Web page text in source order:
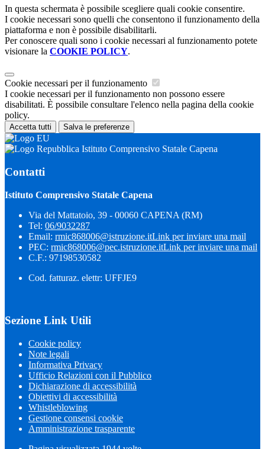
In questa schermata è possibile scegliere quali cookie consentire.
I cookie necessari sono quelli che consentono il funzionamento della
piattaforma e non è possibile disabilitarli.
Per conoscere quali sono i cookie necessari al funzionamento potete
visionare la COOKIE POLICY.
Cookie necessari per il funzionamento
I cookie necessari per il funzionamento non possono essere
disabilitati. È possibile consultare l'elenco nella pagina della cookie
policy.
Accetta tutti Salva le preferenze
Istituto Comprensivo Statale Capena
Contatti
Istituto Comprensivo Statale Capena
Via del Mattatoio, 39 - 00060 CAPENA (RM)
Tel: 06/9032287
Email: rmic868006@istruzione.itLink per inviare una mail
PEC: rmic868006@pec.istruzione.itLink per inviare una mail
C.F.: 97198530582
Cod. fatturaz. elettr: UFFJE9
Sezione Link Utili
Cookie policy
Note legali
Informativa Privacy
Ufficio Relazioni con il Pubblico
Dichiarazione di accessibilità
Obiettivi di accessibilità
Whistleblowing
Gestione consensi cookie
Amministrazione trasparente